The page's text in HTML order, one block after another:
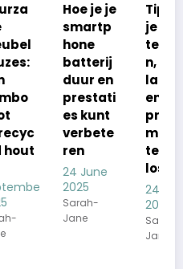
je je
en
Tips om
je
telefoo
n,
laptop
en wifi-
proble
men op
te
lossen
24 June
2025
Sarah-
e in
n
door
22 May
2025
Sarah-
Jane